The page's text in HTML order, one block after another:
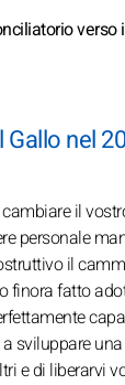
nel
il
personale
il
finora fatto
sviluppare
e di liberarvi